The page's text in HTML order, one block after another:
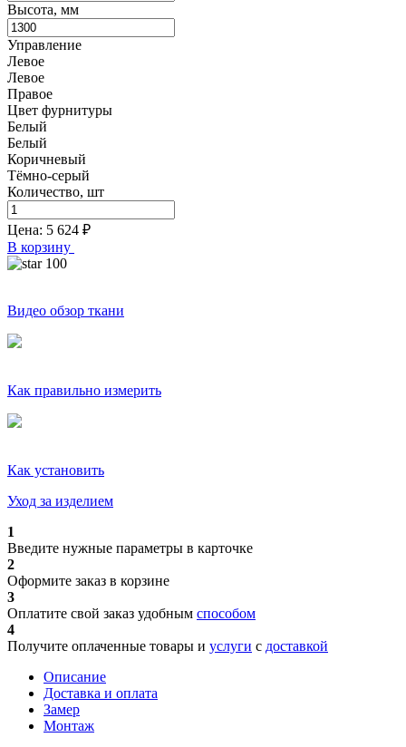
Высота, мм
Управление
Левое
Левое
Правое
Цвет фурнитуры
Белый
Белый
Коричневый
Тёмно-серый
Количество, шт
Цена: 5 624 ₽
В корзину
100
Видео обзор ткани
Как правильно измерить
Как установить
Уход за изделием
1
Введите нужные параметры в карточке
2
Оформите заказ в корзине
3
Оплатите свой заказ удобным способом
4
Получите оплаченные товары и услуги с доставкой
Описание
Доставка и оплата
Замер
Монтаж